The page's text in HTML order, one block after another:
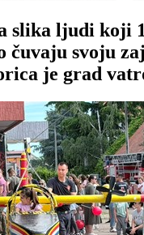
slika ljudi koji
čuvaju svoju
je grad